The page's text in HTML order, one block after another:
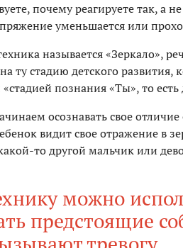
почему реагируете так, а
уменьшается или
называется «Зеркало»,
ту стадию детского развития,
познания «Ты», то есть
осознавать свое отличие
видит свое отражение в
то другой мальчик или
можно
предстоящие